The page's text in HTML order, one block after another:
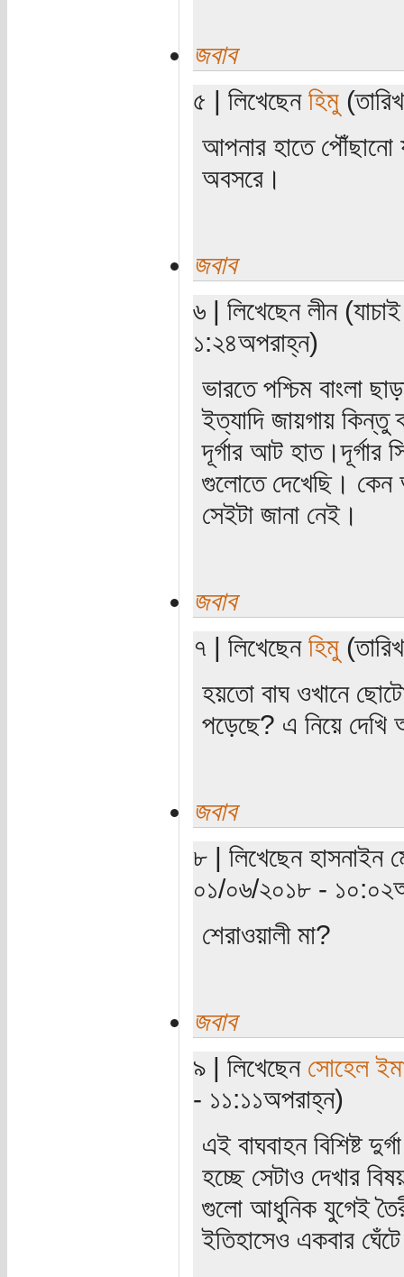
জবাব
৫ | লিখেছেন হিমু
আপনার হাতে পৌঁছানো
অবসরে।
জবাব
৬ | লিখেছেন লীন
১:২৪অপরাহ্ন)
ভারতে পশ্চিম বাংলা
ইত্যাদি জায়গায় কিন্তু
দূর্গার আট হাত।দূর্গার
গুলোতে দেখেছি। কেন
সেইটা জানা নেই।
জবাব
৭ | লিখেছেন হিমু
হয়তো বাঘ ওখানে
পড়েছে? এ নিয়ে
জবাব
৮ | লিখেছেন হাসনাইন
০১/০৬/২০১৮ -
শেরাওয়ালী মা?
জবাব
৯ | লিখেছেন সোহেল
- ১১:১১অপরাহ্ন)
এই বাঘবাহন বিশিষ্ট
হচ্ছে সেটাও দেখার
গুলো আধুনিক যুগেই
ইতিহাসেও একবার